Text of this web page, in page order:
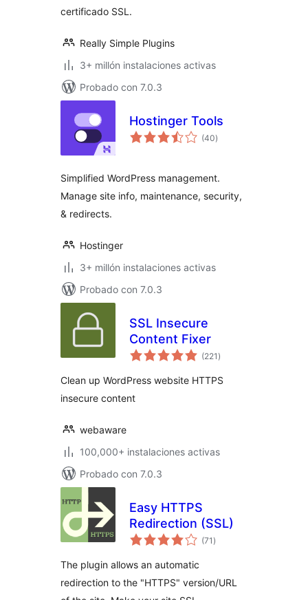
certificado SSL.
Really Simple Plugins
3+ millón instalaciones activas
Probado con 7.0.3
Hostinger Tools
(40total
de
)
Simplified WordPress management.
Manage site info, maintenance, security,
& redirects.
Hostinger
3+ millón instalaciones activas
Probado con 7.0.3
SSL Insecure
Content Fixer
(221 total
de
)
Clean up WordPress website HTTPS
insecure content
webaware
100,000+ instalaciones activas
Probado con 7.0.3
Easy HTTPS
Redirection (SSL)
(71 total
de
)
The plugin allows an automatic
redirection to the "HTTPS" version/URL